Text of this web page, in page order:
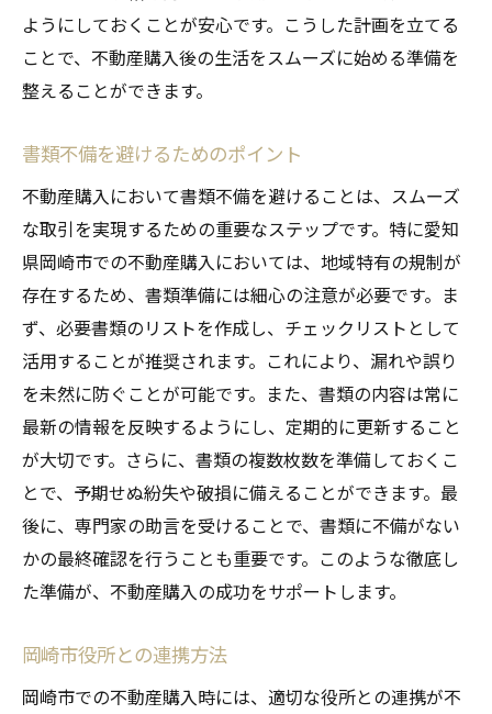
ようにしておくことが安心です。こうした計画を立てる
ことで、不動産購入後の生活をスムーズに始める準備を
整えることができます。
書類不備を避けるためのポイント
不動産購入において書類不備を避けることは、スムーズ
な取引を実現するための重要なステップです。特に愛知
県岡崎市での不動産購入においては、地域特有の規制が
存在するため、書類準備には細心の注意が必要です。ま
ず、必要書類のリストを作成し、チェックリストとして
活用することが推奨されます。これにより、漏れや誤り
を未然に防ぐことが可能です。また、書類の内容は常に
最新の情報を反映するようにし、定期的に更新すること
が大切です。さらに、書類の複数枚数を準備しておくこ
とで、予期せぬ紛失や破損に備えることができます。最
後に、専門家の助言を受けることで、書類に不備がない
かの最終確認を行うことも重要です。このような徹底し
た準備が、不動産購入の成功をサポートします。
岡崎市役所との連携方法
岡崎市での不動産購入時には、適切な役所との連携が不